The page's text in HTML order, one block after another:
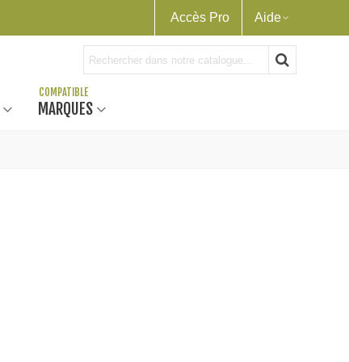
Accès Pro Aide
MARQUES